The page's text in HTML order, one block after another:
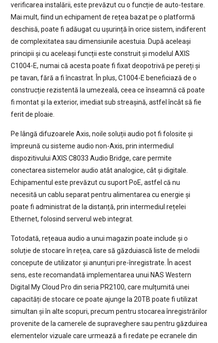
verificarea instalării, este prevăzut cu o funcție de auto-testare.
Mai mult, fiind un echipament de rețea bazat pe o platformă
deschisă, poate fi adăugat cu ușurință în orice sistem, indiferent
de complexitatea sau dimensiunile acestuia. După aceleași
principii și cu aceleași funcții este construit și modelul AXIS
C1004-E, numai că acesta poate fi fixat deopotrivă pe pereți și
pe tavan, fără a fi încastrat. În plus, C1004-E beneficiază de o
construcție rezistentă la umezeală, ceea ce înseamnă că poate
fi montat și la exterior, imediat sub streașină, astfel încât să fie
ferit de ploaie.
Pe lângă difuzoarele Axis, noile soluții audio pot fi folosite și
împreună cu sisteme audio non-Axis, prin intermediul
dispozitivului AXIS C8033 Audio Bridge, care permite
conectarea sistemelor audio atât analogice, cât și digitale.
Echipamentul este prevăzut cu suport PoE, astfel că nu
necesită un cablu separat pentru alimentarea cu energie și
poate fi administrat de la distanță, prin intermediul rețelei
Ethernet, folosind serverul web integrat.
Totodată, rețeaua audio a unui magazin poate include și o
soluție de stocare în rețea, care să găzduiască liste de melodii
concepute de utilizator și anunțuri pre-înregistrate. În acest
sens, este recomandată implementarea unui NAS Western
Digital My Cloud Pro din seria PR2100, care mulțumită unei
capacități de stocare ce poate ajunge la 20TB poate fi utilizat
simultan și în alte scopuri, precum pentru stocarea înregistrărilor
provenite de la camerele de supraveghere sau pentru găzduirea
elementelor vizuale care urmează a fi redate pe ecranele din